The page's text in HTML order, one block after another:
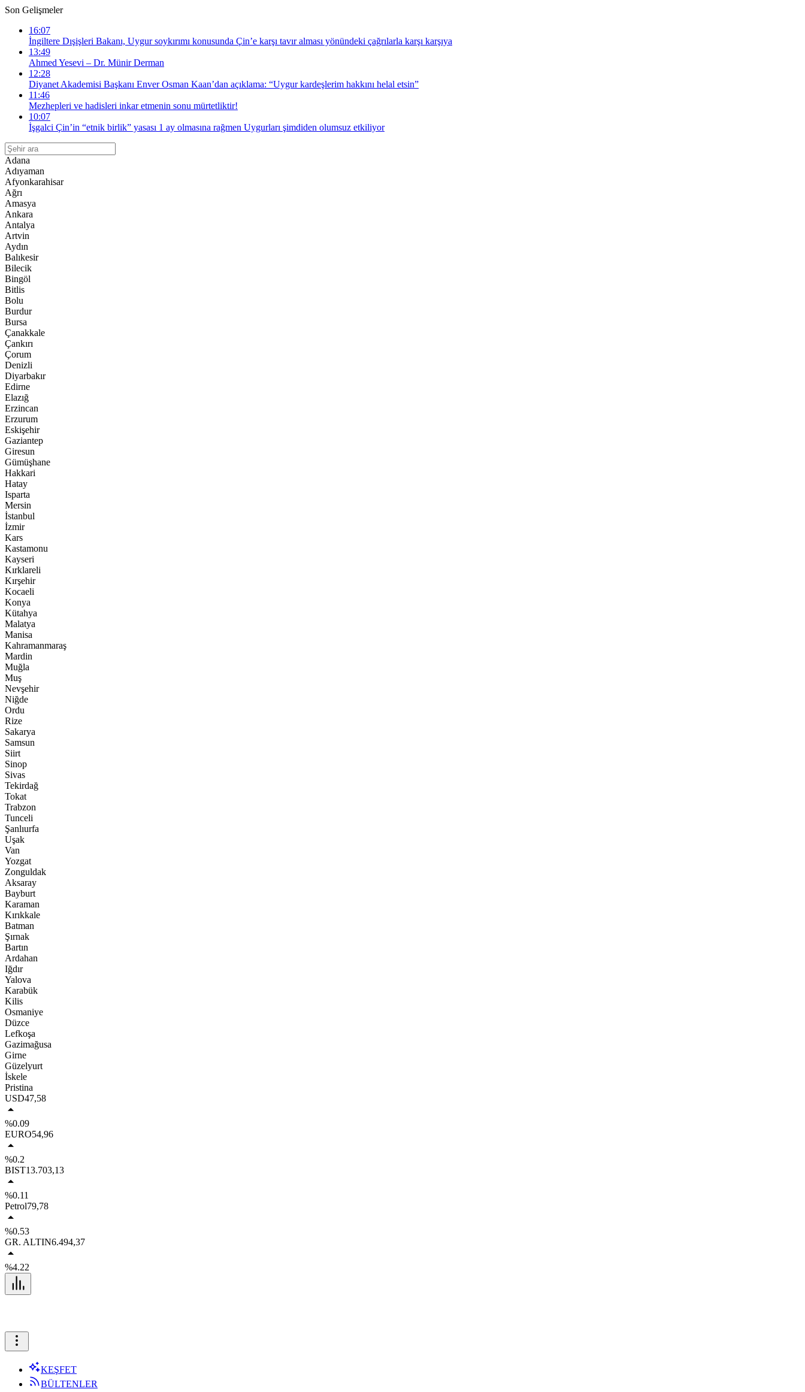
Son Gelişmeler
16:07
İngiltere Dışişleri Bakanı, Uygur soykırımı konusunda Çin’e karşı tavır alması yönündeki çağrılarla karşı karşıya
13:49
Ahmed Yesevi – Dr. Münir Derman
12:28
Diyanet Akademisi Başkanı Enver Osman Kaan’dan açıklama: “Uygur kardeşlerim hakkını helal etsin”
11:46
Mezhepleri ve hadisleri inkar etmenin sonu mürtetliktir!
10:07
İşgalci Çin’in “etnik birlik” yasası 1 ay olmasına rağmen Uygurları şimdiden olumsuz etkiliyor
Adana
Adıyaman
Afyonkarahisar
Ağrı
Amasya
Ankara
Antalya
Artvin
Aydın
Balıkesir
Bilecik
Bingöl
Bitlis
Bolu
Burdur
Bursa
Çanakkale
Çankırı
Çorum
Denizli
Diyarbakır
Edirne
Elazığ
Erzincan
Erzurum
Eskişehir
Gaziantep
Giresun
Gümüşhane
Hakkari
Hatay
Isparta
Mersin
İstanbul
İzmir
Kars
Kastamonu
Kayseri
Kırklareli
Kırşehir
Kocaeli
Konya
Kütahya
Malatya
Manisa
Kahramanmaraş
Mardin
Muğla
Muş
Nevşehir
Niğde
Ordu
Rize
Sakarya
Samsun
Siirt
Sinop
Sivas
Tekirdağ
Tokat
Trabzon
Tunceli
Şanlıurfa
Uşak
Van
Yozgat
Zonguldak
Aksaray
Bayburt
Karaman
Kırıkkale
Batman
Şırnak
Bartın
Ardahan
Iğdır
Yalova
Karabük
Kilis
Osmaniye
Düzce
Lefkoşa
Gazimağusa
Girne
Güzelyurt
İskele
Pristina
USD47,58
%0.09
EURO54,96
%0.2
BIST13.703,13
%0.11
Petrol79,78
%0.53
GR. ALTIN6.494,37
%4.22
KEŞFET
BÜLTENLER